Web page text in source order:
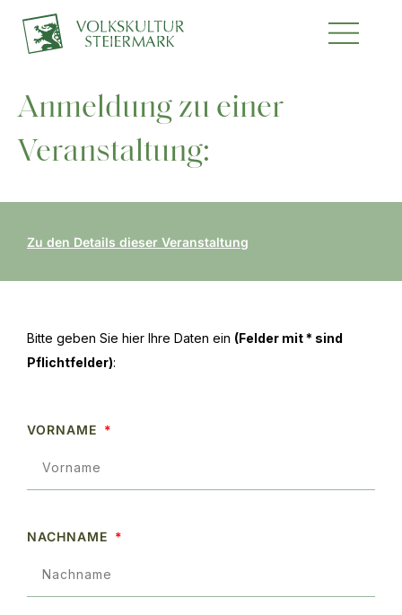
Anmeldung zu einer
Veranstaltung:
Zu den Details dieser Veranstaltung
Bitte geben Sie hier Ihre Daten ein (Felder mit * sind
Pflichtfelder):
VORNAME
NACHNAME